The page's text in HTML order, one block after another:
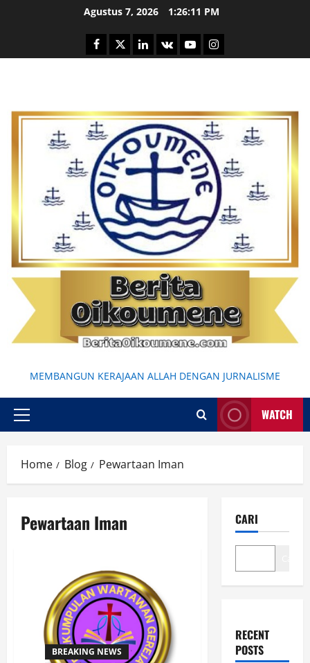
Agustus 7, 2026 1:26:13 PM
Facebook
TwitterLinkedin
VK YoutubeInstagram
MEMBANGUN KERAJAAN ALLAH DENGAN JURNALISME
Primary
WATCH
Home Blog Pewartaan Iman
Pewartaan Iman
BREAKING NEWS
CARI
RECENT
POSTS